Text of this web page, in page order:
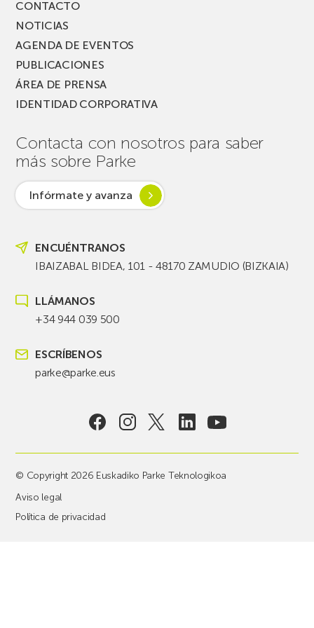
CONTACTO
NOTICIAS
AGENDA DE EVENTOS
PUBLICACIONES
ÁREA DE PRENSA
IDENTIDAD CORPORATIVA
Contacta con nosotros para saber
más sobre Parke
Infórmate y avanza
ENCUÉNTRANOS
IBAIZABAL BIDEA, 101 - 48170 ZAMUDIO (BIZKAIA)
LLÁMANOS
+34 944 039 500
ESCRÍBENOS
parke@parke.eus
© Copyright 2026 Euskadiko Parke Teknologikoa
Aviso legal
Política de privacidad